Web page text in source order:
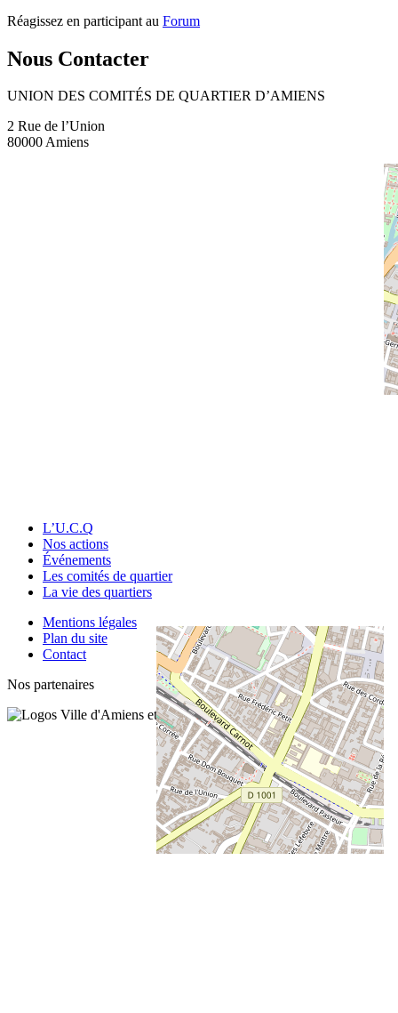
Réagissez en participant au Forum
Nous Contacter
UNION DES COMITÉS DE QUARTIER D’AMIENS
2 Rue de l’Union
80000 Amiens
L’U.C.Q
Nos actions
Événements
Les comités de quartier
La vie des quartiers
Mentions légales
Plan du site
Contact
Nos partenaires